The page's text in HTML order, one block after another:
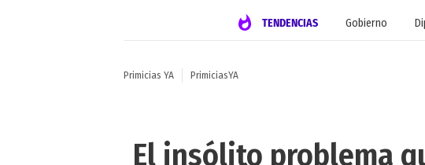
TENDENCIAS Gobierno
Primicias YA PrimiciasYA
El insólito problema